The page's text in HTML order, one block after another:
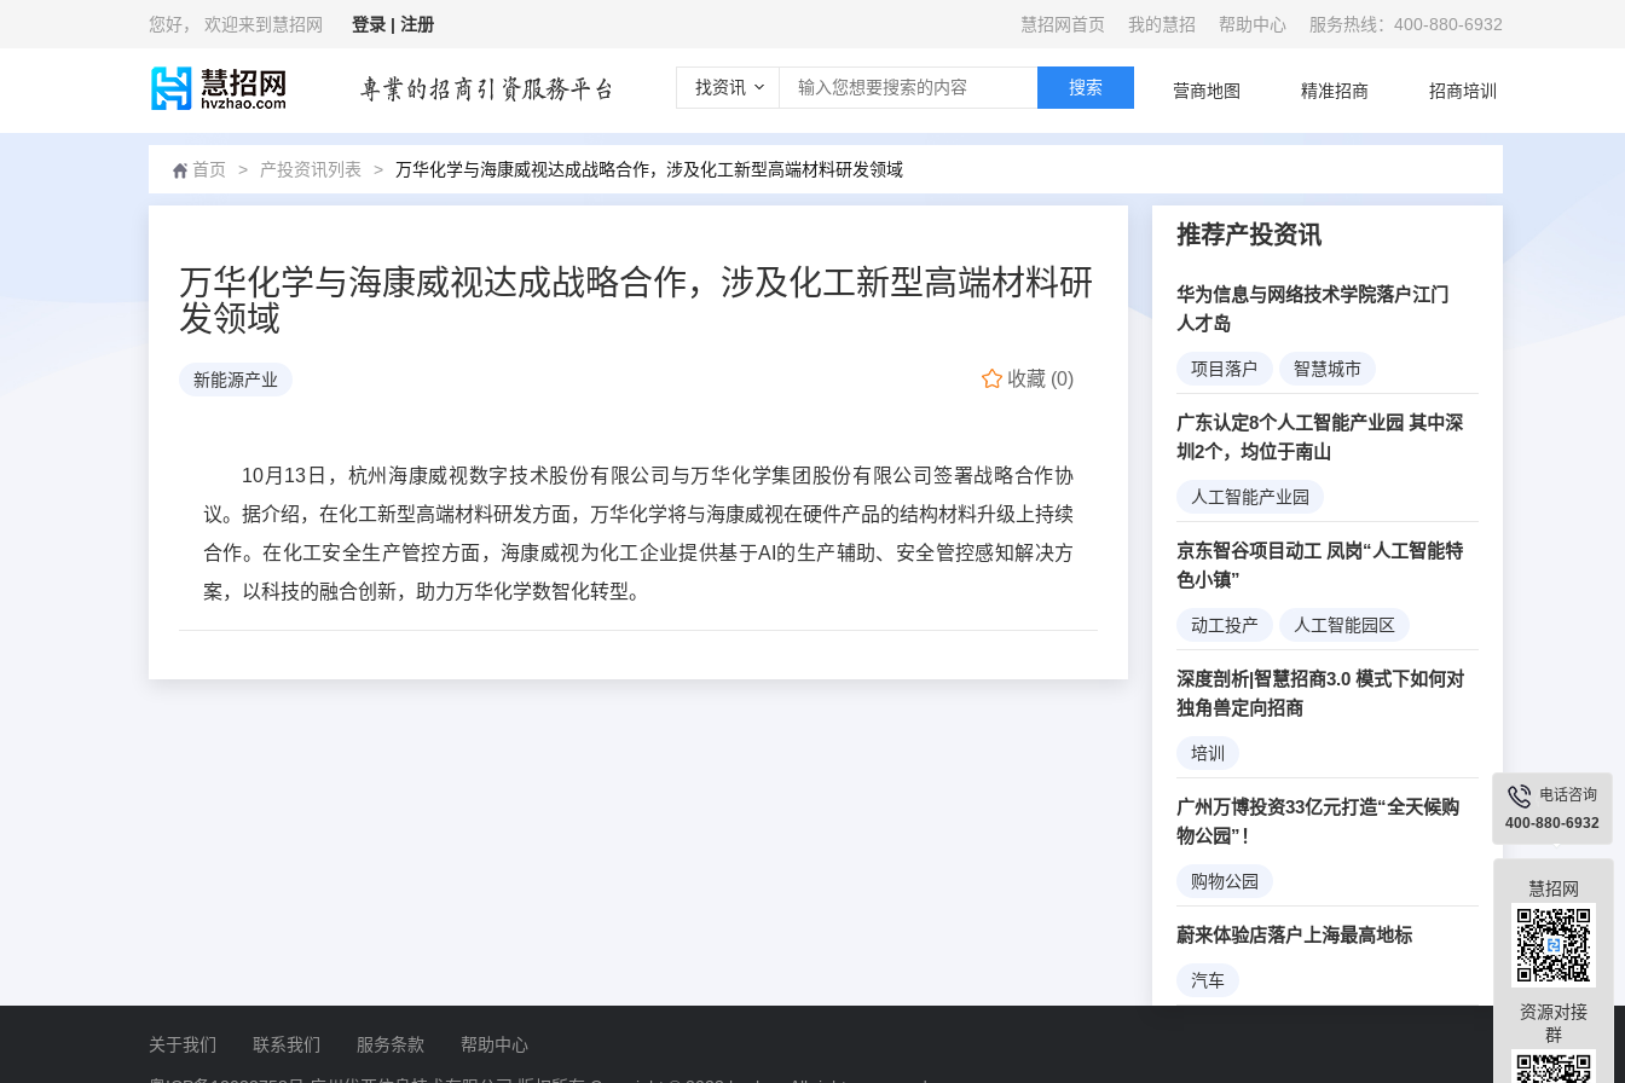
您好， 欢迎来到慧招网 登录 | 注册 慧招网首页 我的慧招 帮助中心 服务热线：400-880-6932
首页 营商地图 精准招商 招商培训
找资讯 搜索
首页 > 产投资讯列表 > 万华化学与海康威视达成战略合作，涉及化工新型高端材料研发领域
万华化学与海康威视达成战略合作，涉及化工新型高端材料研
发领域
新能源产业 收藏 (0)
10月13日，杭州海康威视数字技术股份有限公司与万华化学集团股份有限公司签署战略合作协
议。据介绍，在化工新型高端材料研发方面，万华化学将与海康威视在硬件产品的结构材料升级上持续
合作。在化工安全生产管控方面，海康威视为化工企业提供基于AI的生产辅助、安全管控感知解决方
案，以科技的融合创新，助力万华化学数智化转型。
推荐产投资讯
华为信息与网络技术学院落户江门
人才岛
项目落户 智慧城市
5G创新
广东认定8个人工智能产业园 其中深
圳2个，均位于南山
人工智能产业园
京东智谷项目动工 凤岗“人工智能特
色小镇”
动工投产 人工智能园区
大数据 机器人
深度剖析|智慧招商3.0 模式下如何对
独角兽定向招商
培训
广州万博投资33亿元打造“全天候购
物公园”！
购物公园
蔚来体验店落户上海最高地标
汽车
电话咨询
400-880-6932
慧招网
资源对接
群
关于我们 联系我们 服务条款 帮助中心